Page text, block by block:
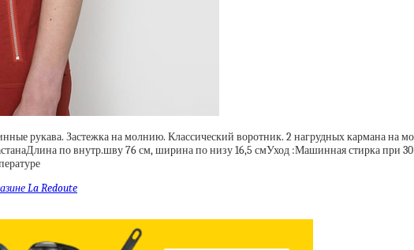
рукава. Застежка на молнию. Классический воротник. 2 нагрудных кармана на
по внутр.шву 76 см, ширина по низу 16,5 смУход :Машинная стирка при
La Redoute